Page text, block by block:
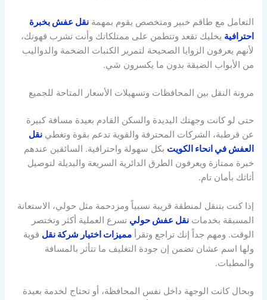
التعامل مع طاقم خبير ومتخصص يقوم بمهمةنقل عفش بخبرة
احترافية يخليك تقعد وتتطمن على ممتلكاتك وأنت تشرب قهوتك،
لأنهم يعرفون الزوايا الصحيحة لتمرير الكنبات الضخمة والدواليب
من الأبواب الضيقة بدون ما يكسرون شي.
مرونة النقل بين المحافظات وتسهيلات الأسعار المتاحة للجميع
حتى لو كانت وجهتك اليديدة والسكن القادم بعيدة مسافة كبيرة
عن قرطبة، الشركات المحترفة والقوية تدعم بقوة وتغطينقل
العفش في انحاء الكويت بكل سهولة واحترافية. السائقين عندهم
خبرة ممتازة ويعرفون الطرق الدائرية السريعة والبديلة لتوصيل
أثاثك بأمان تام.
إذا كنت بتنقل لمنطقة قريبة نسبياً ومزدحمة مثل حولي، الاستعانة
المسبقة بخدماتنقل عفش حولي تسرع العملية أكثر وتختصر
الوقت. ومهم جداً إنك تراجع وتقرأمميزات اختيار شركة نقل قوية
ولها اسم عشان تضمن إن جودة التغليف ما تتأثر بالمسافة
والمطبات.
وبحال كانت الوجهة داخل نفس المحافظة، أو تحتاج لخدمة بعيدة